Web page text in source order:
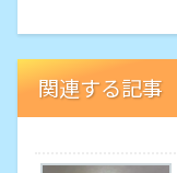
関連する記事